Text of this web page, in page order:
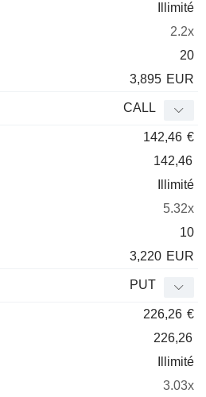
Illimité
2.2x
20
3,895 EUR
CALL
142,46 €
142,46
Illimité
5.32x
10
3,220 EUR
PUT
226,26 €
226,26
Illimité
3.03x